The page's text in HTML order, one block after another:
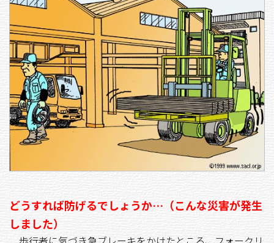
どうすれば防げるでしょうか…（こんな災害が発生
しました）